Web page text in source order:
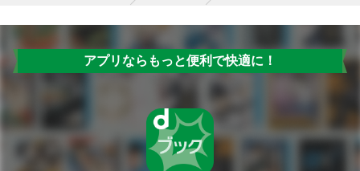
アプリならもっと便利で快適に！